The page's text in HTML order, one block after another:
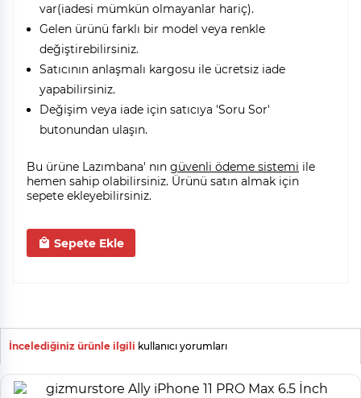
var(iadesi mümkün olmayanlar hariç).
Gelen ürünü farklı bir model veya renkle
değiştirebilirsiniz.
Satıcının anlaşmalı kargosu ile ücretsiz iade
yapabilirsiniz.
Değişim veya iade için satıcıya 'Soru Sor'
butonundan ulaşın.
Bu ürüne Lazımbana' nın güvenli ödeme sistemi ile
hemen sahip olabilirsiniz. Ürünü satın almak için
sepete ekleyebilirsiniz.
Sepete Ekle
İncelediğiniz ürünle ilgili kullanıcı yorumları